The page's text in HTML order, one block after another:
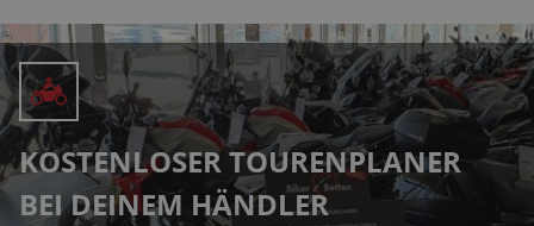
KOSTENLOSER TOURENPLANER
BEI DEINEM HÄNDLER